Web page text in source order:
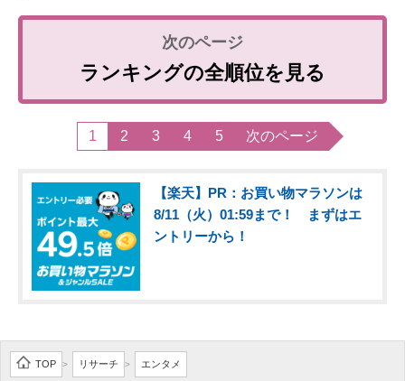
ランキングの全順位を見る
1 2 3 4 5 次のページ
【楽天】PR：お買い物マラソンは
8/11（火）01:59まで！ まずはエ
ントリーから！
TOP > リサーチ > エンタメ